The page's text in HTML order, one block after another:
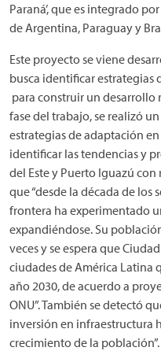
Paraná’, que es integrado
de Argentina, Paraguay y
Este proyecto se viene
busca identificar estrategias
para construir un desarrollo
fase del trabajo, se realizó
estrategias de adaptación
identificar las tendencias y
del Este y Puerto Iguazú
que “desde la década de los
frontera ha experimentado
expandiéndose. Su
veces y se espera que
ciudades de América Latina
año 2030, de acuerdo a
ONU”. También se detectó
inversión en infraestructura
crecimiento de la población”.